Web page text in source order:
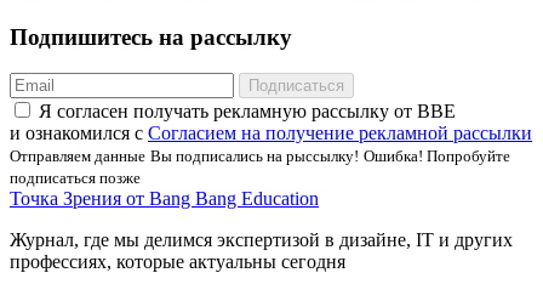
Подпишитесь на рассылку
Подписаться
Я соглаcен получать рекламную рассылку от BBE
и ознакомился с Согласием на получение рекламной рассылки
Отправляем данные Вы подписались на рыссылку! Ошибка! Попробуйте
подписаться позже
Точка Зрения от Bang Bang Education
Журнал, где мы делимся экспертизой в дизайне, IT и других
профессиях, которые актуальны сегодня